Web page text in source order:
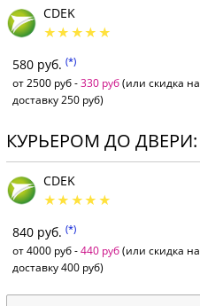
CDEK
580 руб. (*)
от 2500 руб -330 руб(или скидка на
доставку 250 руб)
КУРЬЕРОМ ДО ДВЕРИ:
CDEK
840 руб. (*)
от 4000 руб -440 руб(или скидка на
доставку 400 руб)